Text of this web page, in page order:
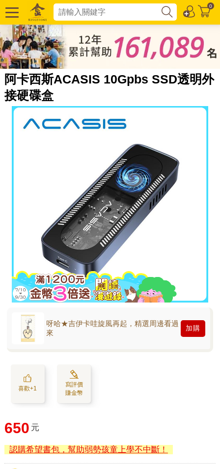
0
阿卡西斯ACASIS 10Gpbs SSD透明外
接硬碟盒
呀哈★吉伊卡哇旋風再起，精選周邊看過
來
加購
喜歡+1
寫評價
賺金幣
650 元
認購希望書包，幫助弱勢孩童上學不中斷！